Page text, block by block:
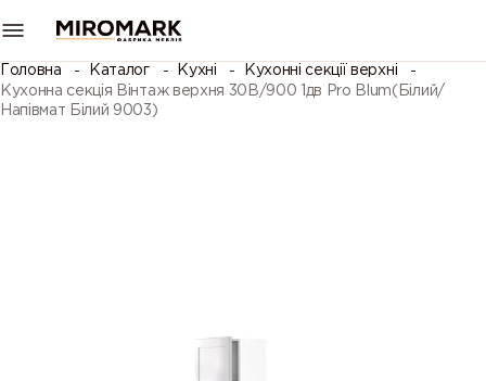
Головна Каталог Кухні
Кухонні секції верхні
Кухонна секція Вінтаж верхня 30В/900 1дв Pro Blum(Білий/
Напівмат Білий 9003)